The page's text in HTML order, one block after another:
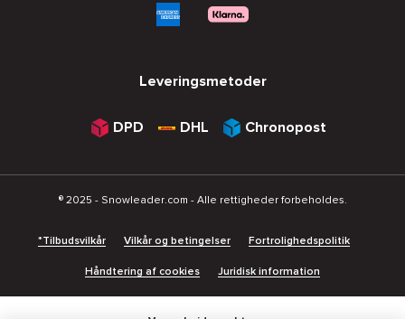
Leveringsmetoder
DPD DHL Chronopost
® 2025 - Snowleader.com - Alle rettigheder forbeholdes.
*Tilbudsvilkår Vilkår og betingelser Fortrolighedspolitik
Håndtering af cookies Juridisk information